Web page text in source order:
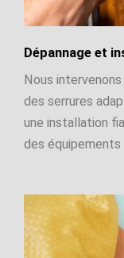
Dépannage et
Nous
des serrures
une installation
des équipements